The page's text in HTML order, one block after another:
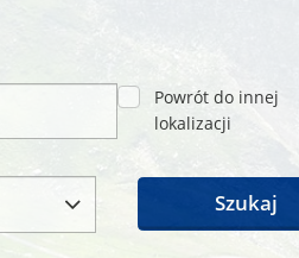
Powrót do innej
lokalizacji
Szukaj